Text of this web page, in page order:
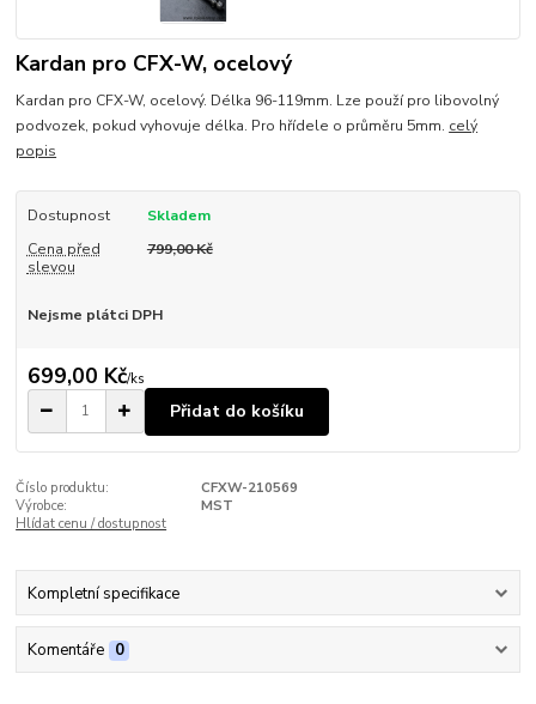
Kardan pro CFX-W, ocelový
Kardan pro CFX-W, ocelový. Délka 96-119mm. Lze použí pro libovolný
podvozek, pokud vyhovuje délka. Pro hřídele o průměru 5mm. celý
popis
Dostupnost
Skladem
Cena před
slevou
799,00 Kč
Nejsme plátci DPH
699,00 Kč/ks
Přidat do košíku
Číslo produktu:
CFXW-210569
Výrobce:
MST
Hlídat cenu / dostupnost
Kompletní specifikace
Komentáře 0